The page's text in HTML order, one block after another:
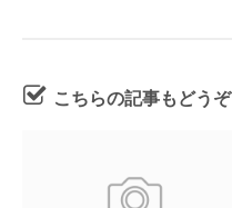
こちらの記事もどうぞ